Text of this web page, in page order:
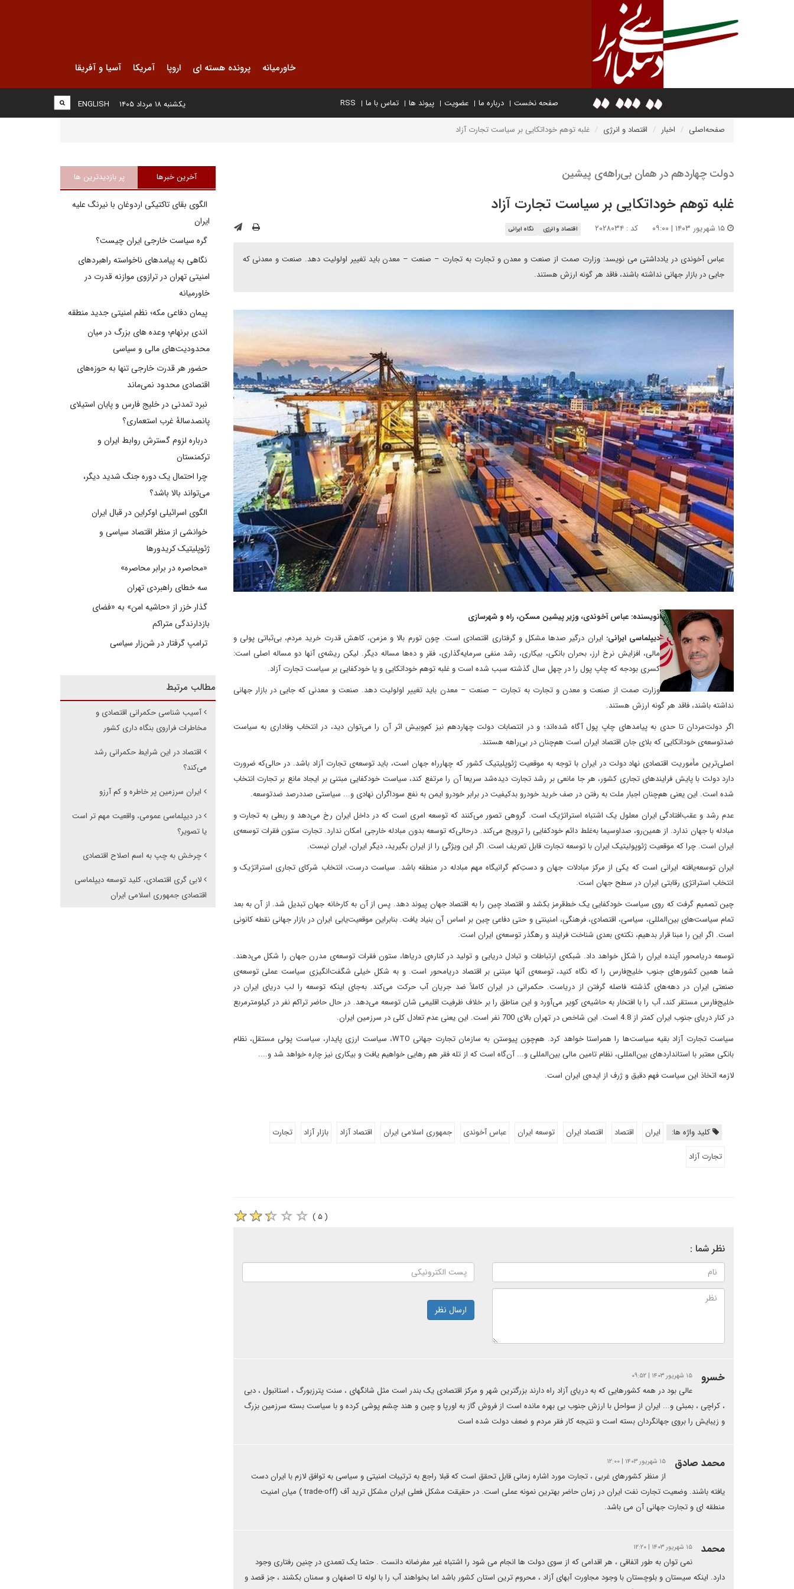
خاورمیانه پرونده هسته ای اروپا آمریکا آسیا و آفریقا
صفحه نخست درباره ما عضویت پیوند ها تماس با ما RSS
ENGLISH یکشنبه ۱۸ مرداد ۱۴۰۵
صفحه‌اصلی اخبار اقتصاد و انرژی غلبه توهم خوداتکایی بر سیاست تجارت آزاد
دولت چهاردهم در همان بی‌راهه‌ی پیشین
غلبه توهم خوداتکایی بر سیاست تجارت آزاد
کد : ۲۰۲۸۰۳۴ اقتصاد و انرژی نگاه ایرانی
عباس آخوندی در یادداشتی می نویسد: وزارت صمت از صنعت و معدن و تجارت به تجارت – صنعت – معدن باید تغییر اولولیت دهد. صنعت و معدنی که
جایی در بازار جهانی نداشته باشند، فاقد هر گونه ارزش هستند.
نویسنده: عباس آخوندی، وزیر پیشین مسکن، راه و شهرسازی
دیپلماسی ایرانی: ایران درگیر صدها مشکل و گرفتاری اقتصادی است. چون تورم بالا و مزمن، کاهش قدرت خرید مردم، بی‌ثباتی پولی و
مالی، افزایش نرخ ارز، بحران بانکی، بیکاری، رشد منفی سرمایه‌گذاری، فقر و ده‌ها مساله دیگر. لیکن ریشه‌ی آنها دو مساله اصلی است:
کسری بودجه که چاپ پول را در چهل سال گذشته سبب شده است و غلبه توهم خوداتکایی و یا خودکفایی بر سیاست تجارت آزاد.
وزارت صمت از صنعت و معدن و تجارت به تجارت – صنعت – معدن باید تغییر اولولیت دهد. صنعت و معدنی که جایی در بازار جهانی
نداشته باشند، فاقد هر گونه ارزش هستند.
اگر دولت‌مردان تا حدی به پیامدهای چاپ پول آگاه شده‌اند؛ و در انتصابات دولت چهاردهم نیز کم‌وبیش اثر آن را می‌توان دید، در انتخاب وفاداری به سیاست
ضدتوسعه‌ی خوداتکایی که بلای جان اقتصاد ایران است هم‌چنان در بی‌راهه هستند.
اصلی‌ترین مأموریت اقتصادی نهاد دولت در ایران با توجه به موقعیت ژئوپلیتیک کشور که چهارراه جهان است، باید توسعه‌ی تجارت آزاد باشد. در حالی‌که ضرورت
دارد دولت با پایش فرایندهای تجاری کشور، هر جا مانعی بر رشد تجارت دیده‌شد سریعا آن را مرتفع کند، سیاست خودکفایی مبتنی بر ایجاد مانع بر تجارت انتخاب
شده‌ است. این یعنی هم‌چنان اجبار ملت به رفتن در صف خرید خودرو بدکیفیت در برابر خودرو ایمن به نفع سوداگران نهادی و... سیاستی صددرصد ضدتوسعه.
عدم رشد و عقب‌افتادگی ایران معلول یک اشتباه استراتژیک است. گروهی تصور می‌کنند که توسعه امری است که در داخل ایران رخ می‌دهد و ربطی به تجارت و
مبادله با جهان ندارد. از همین‌رو، صداوسیما به‌غلط دائم خودکفایی را ترویج می‌کند. درحالی‌که توسعه بدون مبادله خارجی امکان ندارد. تجارت ستون فقرات توسعه‌ی
ایران است. چرا که موقعیت ژئوپولیتیک ایران با توسعه تجارت قابل تعریف است. اگر این ویژگی را از ایران بگیرید، دیگر ایران، ایران نیست.
ایران توسعه‌یافته ایرانی است که یکی از مرکز مبادلات جهان و دستِ‌کم گرانیگاه مهم مبادله در منطقه باشد. سیاست درست، انتخاب شرکای تجاری استراتژیک و
انتخاب استراتژی رقابتی ایران در سطح جهان است.
چین تصمیم گرفت که روی سیاست خودکفایی یک خط‌قرمز بکشد و اقتصاد چین را به اقتصاد جهان پیوند دهد. پس از آن به کارخانه جهان تبدیل شد. از آن به بعد
تمام سیاست‌های بین‌المللی، سیاسی، اقتصادی، فرهنگی، امنینتی و حتی دفاعی چین بر اساس آن بنیاد یافت. بنابراین موقعیت‌یابی ایران در بازار جهانی نقطه کانونی
است. اگر این را مبنا قرار بدهیم، نکته‌ی بعدی شناخت فرایند و رهگذر توسعه‌ی ایران است.
توسعه دریامحور آینده ایران را شکل خواهد داد. شبکه‌ی ارتباطات و تبادل دریایی و تولید در کناره‌ی دریاها، ستون فقرات توسعه‌ی مدرن جهان را شکل می‌دهند.
شما همین کشورهای جنوب خلیج‌فارس را که نگاه کنید، توسعه‌ی آنها مبتنی بر اقتصاد دریامحور است. و به شکل خیلی شگفت‌انگیزی سیاست عملی توسعه‌ی
صنعتی ایران در دهه‌های گذشته فاصله گرفتن از دریاست. حکمرانی در ایران کاملاً ضد جریان آب حرکت می‌کند. به‌جای اینکه توسعه را لب دریای ایران در
خلیج‌فارس مستقر کند، آب را با افتخار به حاشیه‌ی کویر می‌آورد و این مناطق را بر خلاف ظرفیت اقلیمی شان توسعه می‌دهد. در حال حاضر تراکم نفر در کیلومترمربع
در کنار دریای جنوب ایران کمتر از 4.8 است. این شاخص در تهران بالای 700 نفر است. این یعنی عدم تعادل کلی در سرزمین ایران.
سیاست تجارت آزاد بقیه سیاست‌ها را همراستا خواهد کرد. هم‌چون پیوستن به سازمان تجارت جهانی WTO، سیاست ارزی پایدار، سیاست پولی مستقل، نظام
بانکی معتبر با استانداردهای بین‌المللی، نظام تامین مالی بین‌المللی و... آن‌گاه است که از تله فقر هم رهایی خواهیم یافت و بیکاری نیز چاره خواهد شد و....
لازمه اتخاذ این سیاست فهم دقیق و ژرف از ایده‌ی ایران است.
کلید واژه ها: ایران اقتصاد اقتصاد ایران توسعه ایران عباس آخوندی جمهوری اسلامی ایران اقتصاد آزاد بازار آزاد
تجارت
تجارت آزاد
( ۵ )
نظر شما :
ارسال نظر
خسرو ۱۵ شهریور ۱۴۰۳ | ۰۹:۵۲
عالی بود در همه کشورهایی که به دریای آزاد راه دارند بزرگترین شهر و مرکز اقتصادی یک بندر است مثل شانگهای ، سنت پترزبورگ ، استانبول ، دبی
، کراچی ، بمبئی و... ایران از سواحل با ارزش جنوب بی بهره مانده است از فروش گاز به اورپا و چین و هند چشم پوشی کرده و با سیاست بسته سرزمین بزرگ
و زیبایش را بروی جهانگردان بسته است و نتیجه کار فقر مردم و ضعف دولت شده است
محمد صادق ۱۵ شهریور ۱۴۰۳ | ۱۲:۰۰
از منظر کشورهای غربی ، تجارت مورد اشاره زمانی قابل تحقق است که قبلا راجع به ترتیبات امنیتی و سیاسی به توافق لازم با ایران دست
یافته باشند. وضعیت تجارت نفت ایران در زمان حاضر بهترین نمونه عملی است. در حقیقت مشکل فعلی ایران مشکل ترید آف (trade-off ) میان امنیت
منطقه ای و تجارت جهانی آن می باشد.
محمد ۱۵ شهریور ۱۴۰۳ | ۱۲:۲۰
نمی توان به طور اتفاقی ، هر اقدامی که از سوی دولت ها انجام می شود را اشتباه غیر مغرضانه دانست . حتما یک تعمدی در چنین رفتاری وجود
دارد. اینکه سیستان و بلوچستان با وجود مجاورت آبهای آزاد ، محروم ترین استان کشور باشد اما بخواهند آب را با لوله تا اصفهان و سمنان بکشند ، جز قصد و
آخرین خبرها پر بازدیدترین ها
الگوی بقای تاکتیکی اردوغان با نیرنگ علیه
ایران
گره سیاست خارجی ایران چیست؟
نگاهی به پیامدهای ناخواسته راهبردهای
امنیتی تهران در ترازوی موازنه قدرت در
خاورمیانه
پیمان دفاعی مکه؛ نظم امنیتی جدید منطقه
اندی برنهام؛ وعده های بزرگ در میان
محدودیت‌های مالی و سیاسی
حضور هر قدرت خارجی تنها به حوزه‌های
اقتصادی محدود نمی‌ماند
نبرد تمدنی در خلیج فارس و پایان استیلای
پانصدسالۀ غرب استعماری؟
درباره لزوم گسترش روابط ایران و
ترکمنستان
چرا احتمال یک دوره جنگ شدید دیگر،
می‌تواند بالا باشد؟
الگوی اسرائیلی اوکراین در قبال ایران
خوانشی از منظر اقتصاد سیاسی و
ژئوپلیتیک کریدورها
«محاصره در برابر محاصره»
سه خطای راهبردی تهران
گذار خزر از «حاشیه امن» به «فضای
بازدارندگی متراکم
ترامپ گرفتار در شن‌زار سیاسی
مطالب مرتبط
آسیب شناسی حکمرانی اقتصادی و
مخاطرات فراروی بنگاه داری کشور
اقتصاد در این شرایط حکمرانی رشد
می‌کند؟
ایران سرزمین پر خاطره و کم آرزو
در دیپلماسی عمومی، واقعیت مهم تر است
یا تصویر؟
چرخش به چپ به اسم اصلاح اقتصادی
لابی گری اقتصادی، کلید توسعه دیپلماسی
اقتصادی جمهوری اسلامی ایران